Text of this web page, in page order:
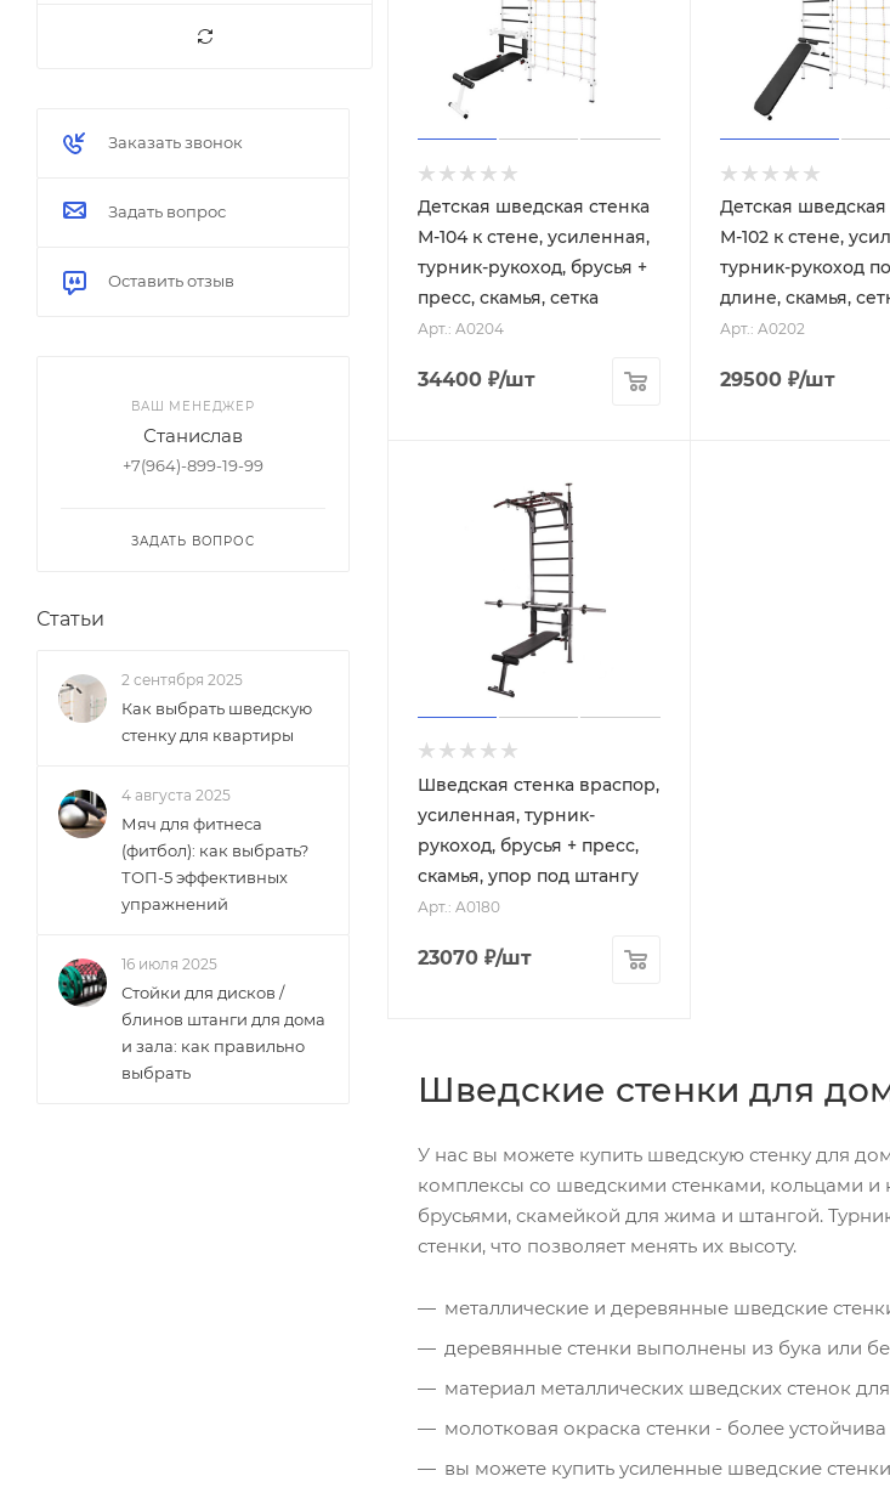
Детская шведская стенка
М-104 к стене, усиленная,
турник-рукоход, брусья +
пресс, скамья, сетка
Арт.: A0204
34400 ₽/шт
Детская шведская
М-102 к стене,
турник-рукоход
длине, скамья,
Арт.: A0202
29500₽/шт
Шведская стенка враспор,
усиленная, турник-
рукоход, брусья + пресс,
скамья, упор под штангу
Арт.: A0180
23070 ₽/шт
Шведские стенки для
У нас вы можете купить шведскую стенку для
комплексы со шведскими стенками, кольцами и
брусьями, скамейкой для жима и штангой.
стенки, что позволяет менять их высоту.
металлические и деревянные шведские
деревянные стенки выполнены из бука или
материал металлических шведских стенок
молотковая окраска стенки - более
вы можете купить усиленные шведские
Заказать звонок
Задать вопрос
Оставить отзыв
ВАШ МЕНЕДЖЕР
Станислав
+7(964)-899-19-99
ЗАДАТЬ ВОПРОС
Статьи
2 сентября 2025
Как выбрать шведскую
стенку для квартиры
4 августа 2025
Мяч для фитнеса
(фитбол): как выбрать?
ТОП-5 эффективных
упражнений
16 июля 2025
Стойки для дисков /
блинов штанги для дома
и зала: как правильно
выбрать